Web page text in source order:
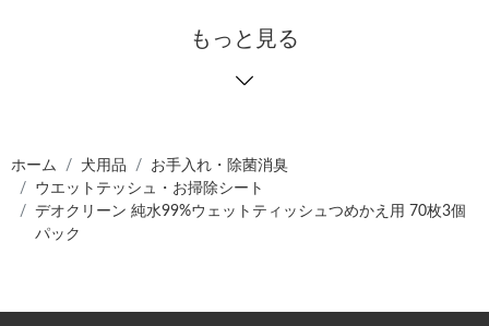
もっと見る
ホーム 犬用品
お手入れ・除菌消臭
ウエットテッシュ・お掃除シート
デオクリーン 純水99%ウェットティッシュつめかえ用 70枚3個
パック